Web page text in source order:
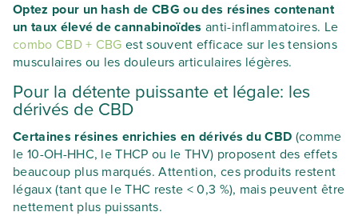
Optez pour un hash de CBG ou des résines contenant
un taux élevé de cannabinoïdes anti-inflammatoires. Le
combo CBD + CBGest souvent efficace sur les tensions
musculaires ou les douleurs articulaires légères.
Pour la détente puissante et légale: les
dérivés de CBD
Certaines résines enrichies en dérivés du CBD (comme
le 10-OH-HHC, le THCP ou le THV) proposent des effets
beaucoup plus marqués. Attention, ces produits restent
légaux (tant que le THC reste < 0,3 %), mais peuvent être
nettement plus puissants.